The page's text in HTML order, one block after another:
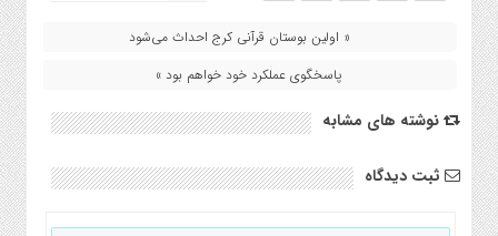
« اولین بوستان قرآنی کرج احداث می‌شود
پاسخگوی عملکرد خود خواهم بود »
نوشته های مشابه
ثبت دیدگاه